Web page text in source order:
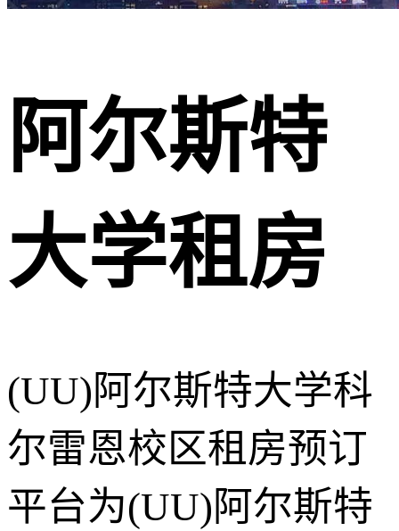
阿尔斯特
大学租房
(UU)阿尔斯特大学科
尔雷恩校区租房预订
平台为(UU)阿尔斯特